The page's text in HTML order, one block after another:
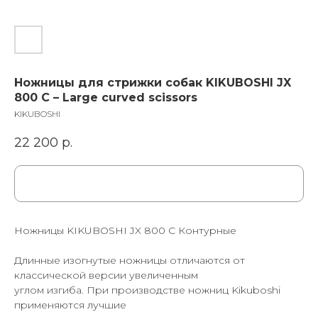
Ножницы для стрижки собак KIKUBOSHI JX
800 С – Large curved scissors
KIKUBOSHI
22 200 р.
Ножницы KIKUBOSHI JX 800 С Контурные
Длинные изогнутые ножницы отличаются от
классической версии увеличенным
углом изгиба. При производстве ножниц Kikuboshi
применяются лучшие